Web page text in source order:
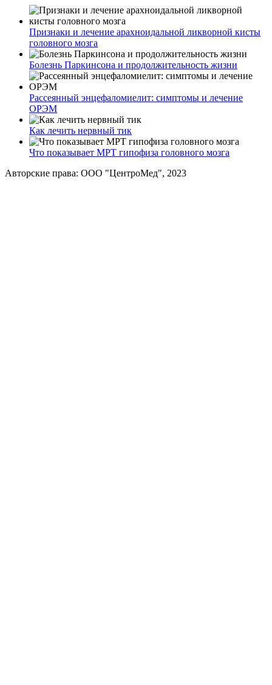
Признаки и лечение арахноидальной ликворной кисты
головного мозга
Болезнь Паркинсона и продолжительность жизни
Рассеянный энцефаломиелит: симптомы и лечение
ОРЭМ
Как лечить нервный тик
Что показывает МРТ гипофиза головного мозга
Авторские права: ООО "ЦентроМед", 2023